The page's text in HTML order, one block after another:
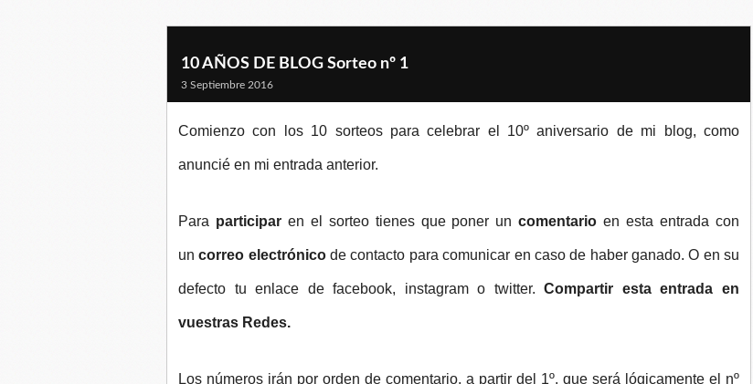
10 AÑOS DE BLOG Sorteo nº 1
3 Septiembre 2016
Comienzo con los 10 sorteos para celebrar el 10º aniversario de mi blog, como
anuncié en mi entrada anterior.
Para participaren el sorteo tienes que poner uncomentarioen esta entrada con
uncorreo electrónicode contacto para comunicar en caso de haber ganado. O en su
defecto tu enlace de facebook, instagram o twitter. Compartir esta entrada en
vuestras Redes.
Los números irán por orden de comentario, a partir del 1º, que será lógicamente el nº